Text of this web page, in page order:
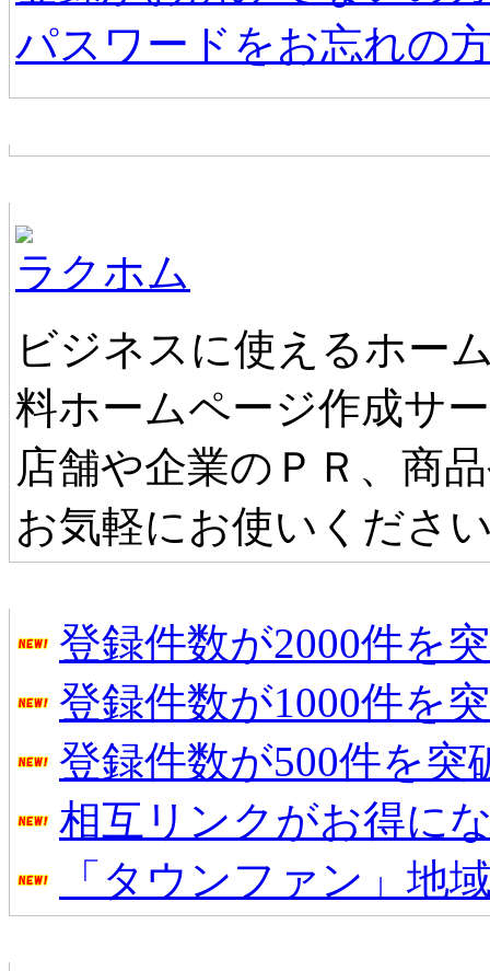
パスワードをお忘れの
ラクホム
ビジネスに使えるホー
料ホームページ作成サ
店舗や企業のＰＲ、商
お気軽にお使いくださ
登録件数が2000件を
登録件数が1000件を
登録件数が500件を突
相互リンクがお得に
「タウンファン」地